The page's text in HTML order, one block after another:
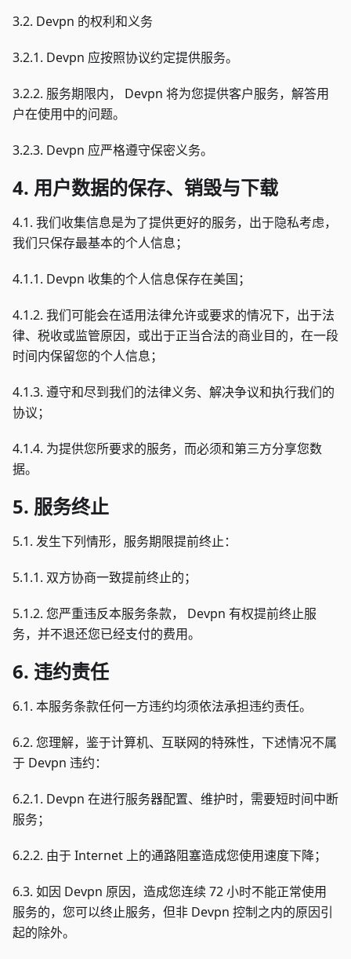
3.2. Devpn 的权利和义务
3.2.1. Devpn 应按照协议约定提供服务。
3.2.2. 服务期限内， Devpn 将为您提供客户服务，解答用
户在使用中的问题。
3.2.3. Devpn 应严格遵守保密义务。
4. 用户数据的保存、销毁与下载
4.1. 我们收集信息是为了提供更好的服务，出于隐私考虑，
我们只保存最基本的个人信息；
4.1.1. Devpn 收集的个人信息保存在美国；
4.1.2. 我们可能会在适用法律允许或要求的情况下，出于法
律、税收或监管原因，或出于正当合法的商业目的，在一段
时间内保留您的个人信息；
4.1.3. 遵守和尽到我们的法律义务、解决争议和执行我们的
协议；
4.1.4. 为提供您所要求的服务，而必须和第三方分享您数
据。
5. 服务终止
5.1. 发生下列情形，服务期限提前终止：
5.1.1. 双方协商一致提前终止的；
5.1.2. 您严重违反本服务条款， Devpn 有权提前终止服
务，并不退还您已经支付的费用。
6. 违约责任
6.1. 本服务条款任何一方违约均须依法承担违约责任。
6.2. 您理解，鉴于计算机、互联网的特殊性，下述情况不属
于 Devpn 违约：
6.2.1. Devpn 在进行服务器配置、维护时，需要短时间中断
服务；
6.2.2. 由于 Internet 上的通路阻塞造成您使用速度下降；
6.3. 如因 Devpn 原因，造成您连续 72 小时不能正常使用
服务的，您可以终止服务，但非 Devpn 控制之内的原因引
起的除外。